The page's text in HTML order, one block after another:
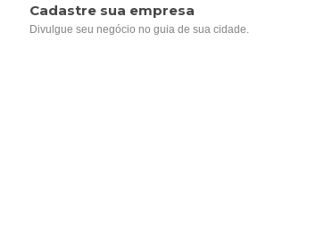
Cadastre sua empresa
Divulgue seu negócio no guia de sua cidade.